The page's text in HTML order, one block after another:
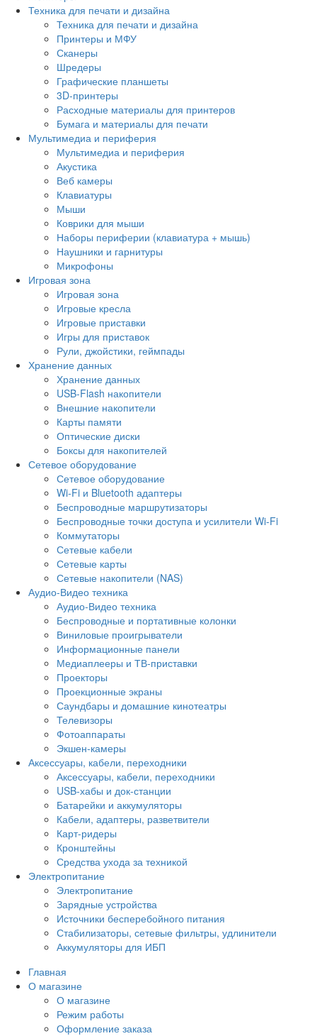
Техника для печати и дизайна
Техника для печати и дизайна
Принтеры и МФУ
Сканеры
Шредеры
Графические планшеты
3D-принтеры
Расходные материалы для принтеров
Бумага и материалы для печати
Мультимедиа и периферия
Мультимедиа и периферия
Акустика
Веб камеры
Клавиатуры
Мыши
Коврики для мыши
Наборы периферии (клавиатура + мышь)
Наушники и гарнитуры
Микрофоны
Игровая зона
Игровая зона
Игровые кресла
Игровые приставки
Игры для приставок
Рули, джойстики, геймпады
Хранение данных
Хранение данных
USB-Flash накопители
Внешние накопители
Карты памяти
Оптические диски
Боксы для накопителей
Сетевое оборудование
Сетевое оборудование
Wi-Fi и Bluetooth адаптеры
Беспроводные маршрутизаторы
Беспроводные точки доступа и усилители Wi-Fi
Коммутаторы
Сетевые кабели
Сетевые карты
Сетевые накопители (NAS)
Аудио-Видео техника
Аудио-Видео техника
Беспроводные и портативные колонки
Виниловые проигрыватели
Информационные панели
Медиаплееры и ТВ-приставки
Проекторы
Проекционные экраны
Саундбары и домашние кинотеатры
Телевизоры
Фотоаппараты
Экшен-камеры
Аксессуары, кабели, переходники
Аксессуары, кабели, переходники
USB-хабы и док-станции
Батарейки и аккумуляторы
Кабели, адаптеры, разветвители
Карт-ридеры
Кронштейны
Средства ухода за техникой
Электропитание
Электропитание
Зарядные устройства
Источники бесперебойного питания
Стабилизаторы, сетевые фильтры, удлинители
Аккумуляторы для ИБП
Главная
О магазине
О магазине
Режим работы
Оформление заказа